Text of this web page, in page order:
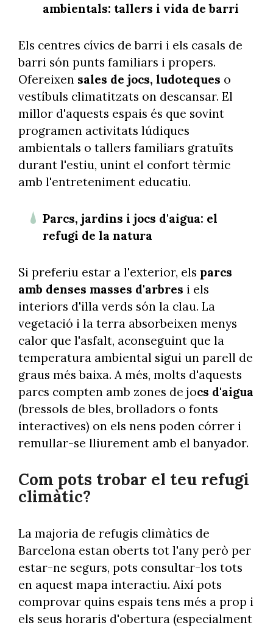
ambientals: tallers i vida de barri
Els centres cívics de barri i els casals de
barri són punts familiars i propers.
Ofereixen sales de jocs, ludoteques o
vestíbuls climatitzats on descansar. El
millor d'aquests espais és que sovint
programen activitats lúdiques
ambientals o tallers familiars gratuïts
durant l'estiu, unint el confort tèrmic
amb l'entreteniment educatiu.
Parcs, jardins i jocs d'aigua: el
refugi de la natura
Si preferiu estar a l'exterior, els parcs
amb denses masses d'arbres i els
interiors d'illa verds són la clau. La
vegetació i la terra absorbeixen menys
calor que l'asfalt, aconseguint que la
temperatura ambiental sigui un parell de
graus més baixa. A més, molts d'aquests
parcs compten amb zones de jocs d'aigua
(bressols de bles, brolladors o fonts
interactives) on els nens poden córrer i
remullar-se lliurement amb el banyador.
Com pots trobar el teu refugi
climàtic?
La majoria de refugis climàtics de
Barcelona estan oberts tot l'any però per
estar-ne segurs, pots consultar-los tots
en aquest mapa interactiu. Així pots
comprovar quins espais tens més a prop i
els seus horaris d'obertura (especialment